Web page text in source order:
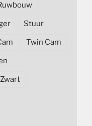
Stuur
Twin Cam
Zwart